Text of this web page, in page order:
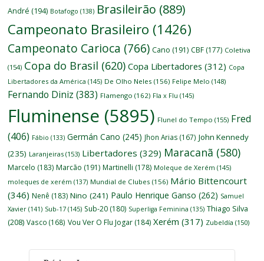
André (194) Botafogo (138) Brasileirão (889)
Campeonato Brasileiro (1426)
Campeonato Carioca (766) Cano (191) CBF (177) Coletiva
(154) Copa do Brasil (620) Copa Libertadores (312) Copa
Libertadores da América (145) De Olho Neles (156) Felipe Melo (148)
Fernando Diniz (383) Flamengo (162) Fla x Flu (145)
Fluminense (5895) Flunel do Tempo (155) Fred
(406) Fábio (133) Germán Cano (245) Jhon Arias (167) John Kennedy
(235) Laranjeiras (153) Libertadores (329) Maracanã (580)
Marcelo (183) Marcão (191) Martinelli (178) Moleque de Xerém (145)
moleques de xerém (137) Mundial de Clubes (156) Mário Bittencourt
(346) Nenê (183) Nino (241) Paulo Henrique Ganso (262) Samuel
Xavier (141) Sub-17 (145) Sub-20 (180) Superliga Feminina (135) Thiago Silva
(208) Vasco (168) Vou Ver O Flu Jogar (184) Xerém (317) Zubeldía (150)